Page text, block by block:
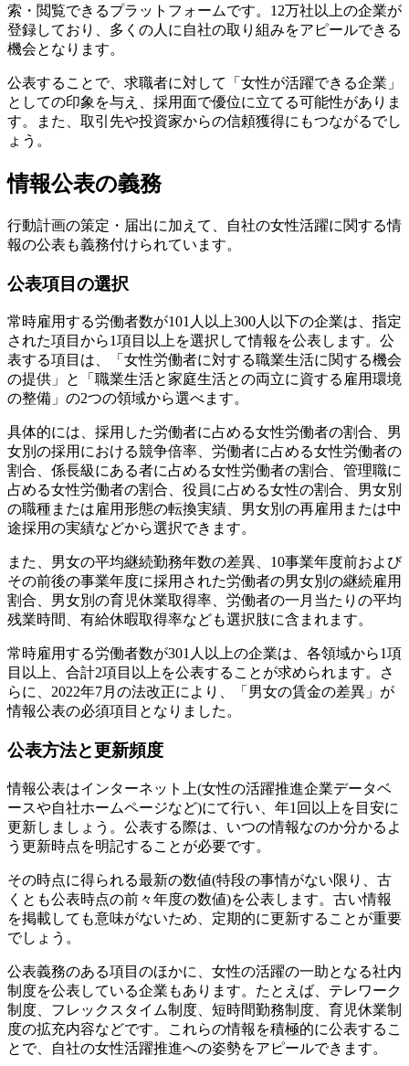
索・閲覧できるプラットフォームです。12万社以上の企業が
登録しており、多くの人に自社の取り組みをアピールできる
機会となります。
公表することで、求職者に対して「女性が活躍できる企業」
としての印象を与え、採用面で優位に立てる可能性がありま
す。また、取引先や投資家からの信頼獲得にもつながるでし
ょう。
情報公表の義務
行動計画の策定・届出に加えて、自社の女性活躍に関する情
報の公表も義務付けられています。
公表項目の選択
常時雇用する労働者数が101人以上300人以下の企業は、指定
された項目から1項目以上を選択して情報を公表します。公
表する項目は、「女性労働者に対する職業生活に関する機会
の提供」と「職業生活と家庭生活との両立に資する雇用環境
の整備」の2つの領域から選べます。
具体的には、採用した労働者に占める女性労働者の割合、男
女別の採用における競争倍率、労働者に占める女性労働者の
割合、係長級にある者に占める女性労働者の割合、管理職に
占める女性労働者の割合、役員に占める女性の割合、男女別
の職種または雇用形態の転換実績、男女別の再雇用または中
途採用の実績などから選択できます。
また、男女の平均継続勤務年数の差異、10事業年度前および
その前後の事業年度に採用された労働者の男女別の継続雇用
割合、男女別の育児休業取得率、労働者の一月当たりの平均
残業時間、有給休暇取得率なども選択肢に含まれます。
常時雇用する労働者数が301人以上の企業は、各領域から1項
目以上、合計2項目以上を公表することが求められます。さ
らに、2022年7月の法改正により、「男女の賃金の差異」が
情報公表の必須項目となりました。
公表方法と更新頻度
情報公表はインターネット上(女性の活躍推進企業データベ
ースや自社ホームページなど)にて行い、年1回以上を目安に
更新しましょう。公表する際は、いつの情報なのか分かるよ
う更新時点を明記することが必要です。
その時点に得られる最新の数値(特段の事情がない限り、古
くとも公表時点の前々年度の数値)を公表します。古い情報
を掲載しても意味がないため、定期的に更新することが重要
でしょう。
公表義務のある項目のほかに、女性の活躍の一助となる社内
制度を公表している企業もあります。たとえば、テレワーク
制度、フレックスタイム制度、短時間勤務制度、育児休業制
度の拡充内容などです。これらの情報を積極的に公表するこ
とで、自社の女性活躍推進への姿勢をアピールできます。